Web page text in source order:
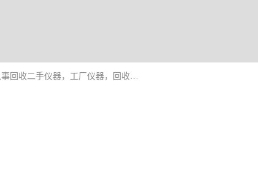
深圳中瑞仪科电子有限公司（zhongr1027.cn.b2b168.com）主要从事回收二手仪器，工厂仪器，回收示波器，KeysightE4980A，FLUKE754，MT8852B，IFR3920，Agilent N4010A，MT8852B等业务，全国统一热线：13570873835。深圳中瑞仪科电子有限公司整批或单出，专业评估高价回收工厂闲置仪器。